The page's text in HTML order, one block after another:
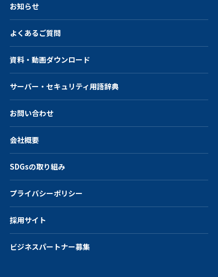
お知らせ
よくあるご質問
資料・動画ダウンロード
サーバー・ セキュリティ用語辞典
お問い合わせ
会社概要
SDGsの取り組み
プライバシーポリシー
採用サイト
ビジネスパートナー募集